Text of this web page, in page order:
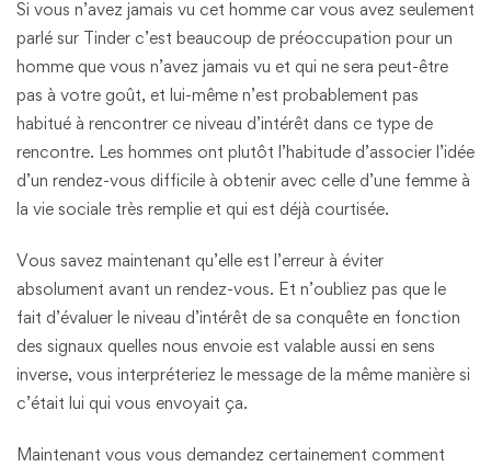
Si vous n’avez jamais vu cet homme car vous avez seulement
parlé sur Tinder c’est beaucoup de préoccupation pour un
homme que vous n’avez jamais vu et qui ne sera peut-être
pas à votre goût, et lui-même n’est probablement pas
habitué à rencontrer ce niveau d’intérêt dans ce type de
rencontre. Les hommes ont plutôt l’habitude d’associer l’idée
d’un rendez-vous difficile à obtenir avec celle d’une femme à
la vie sociale très remplie et qui est déjà courtisée.
Vous savez maintenant qu’elle est l’erreur à éviter
absolument avant un rendez-vous. Et n’oubliez pas que le
fait d’évaluer le niveau d’intérêt de sa conquête en fonction
des signaux quelles nous envoie est valable aussi en sens
inverse, vous interpréteriez le message de la même manière si
c’était lui qui vous envoyait ça.
Maintenant vous vous demandez certainement comment